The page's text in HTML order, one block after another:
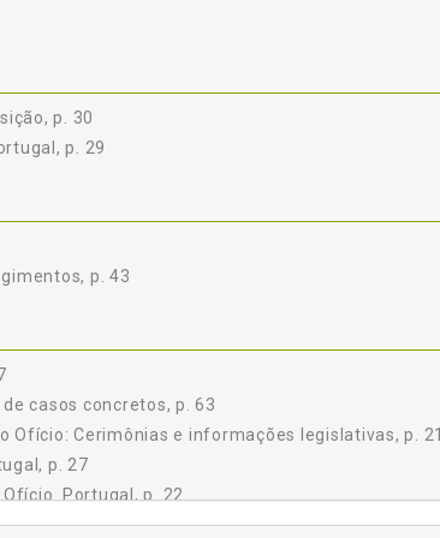
p. 30
p. 29
p. 43
casos concretos, p. 63
Ofício: Cerimônias e informações legislativas, p. 21
p. 27
Portugal, p. 22